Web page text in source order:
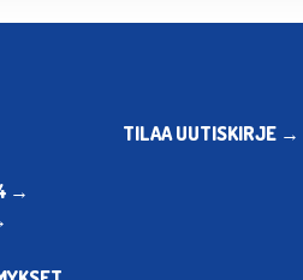
→
TILAA UUTISKIRJE →